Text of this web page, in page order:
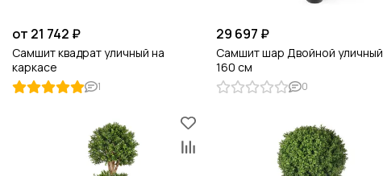
от 21 742 ₽
Самшит квадрат уличный на
каркасе
1
29 697 ₽
Самшит шар Двойной уличный
160 см
0